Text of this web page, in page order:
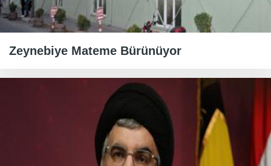
Zeynebiye Mateme Bürünüyor